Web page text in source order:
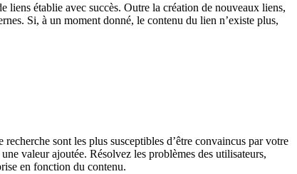
liens établie avec succès. Outre la création de nouveaux liens,
Si, à un moment donné, le contenu du lien n’existe plus,
sont les plus susceptibles d’être convaincus par votre
valeur ajoutée. Résolvez les problèmes des utilisateurs,
en fonction du contenu.